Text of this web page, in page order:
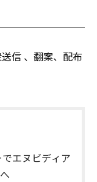
信 、翻案、配布
エヌビディア